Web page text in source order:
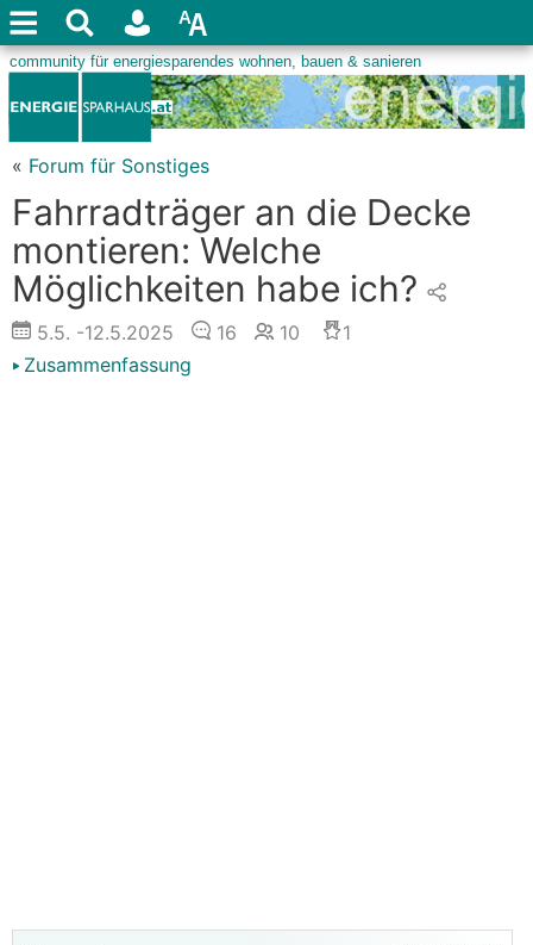
« Forum für Sonstiges
Fahrradträger an die Decke
montieren: Welche
Möglichkeiten habe ich?
5.5. -12.5.2025 16 10
1
Zusammenfassung